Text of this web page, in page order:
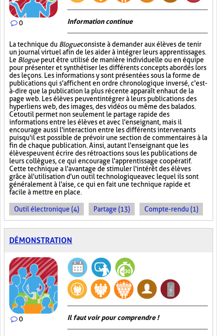
0 Information continue
La technique du Blogueconsiste à demander aux élèves de tenir
un journal virtuel afin de les aider à intégrer leurs apprentissages.
Le Bloguepeut être utilisé de manière individuelle ou en équipe
pour présenter et synthétiser les différents concepts abordés lors
des leçons. Les informations y sont présentées sous la forme de
publications qui s'affichent en ordre chronologique inversé, c'est-
à-dire que la publication la plus récente apparaît en haut de la
page web. Les élèves peuvent intégrer à leurs publications des
hyperliens web, des images, des vidéos ou même des balados.
Cet outil permet non seulement le partage rapide des
informations entre les élèves et avec l'enseignant, mais il
encourage aussi l'interaction entre les différents intervenants
puisqu'il est possible de prévoir une section de commentaires à la
fin de chaque publication. Ainsi, autant l'enseignant que les
élèves peuvent écrire des rétroactions sous les publications de
leurs collègues, ce qui encourage l'apprentissage coopératif.
Cette technique a l'avantage de stimuler l'intérêt des élèves
grâce à l'utilisation d'un outil technologique avec lequel ils sont
généralement à l'aise, ce qui en fait une technique rapide et
facile à mettre en place.
Outil électronique (4) Partage (13) Compte-rendu (1)
DÉMONSTRATION
0 Il faut voir pour comprendre !